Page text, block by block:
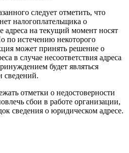
следует отметить, что
налогоплательщика о
адреса на текущий момент носят
по истечению некоторого
может принять решение о
в случае несоответствия адреса
будет являться
сведений.
отметки о недостоверности
сбои в работе организации,
сведения о юридическом адресе.